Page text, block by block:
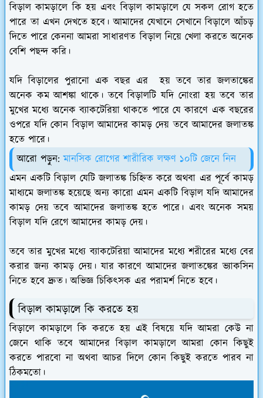
বিড়াল কামড়ালে কি হয় এবং বিড়াল কামড়ালে যে সকল রোগ হতে
পারে তা এখন দেখতে হবে। আমাদের যেখানে সেখানে বিড়ালে আঁচড়
দিতে পারে কেননা আমরা সাধারণত বিড়াল নিয়ে খেলা করতে অনেক
বেশি পছন্দ করি।
যদি বিড়ালের পুরানো এক বছর এর হয় তবে তার জলতাঙ্কের
অনেক কম আশঙ্কা থাকে। তবে বিড়ালটি যদি নোংরা হয় তবে তার
মুখের মধ্যে অনেক ব্যাকটেরিয়া থাকতে পারে যে কারণে এক বছরের
ওপরে যদি কোন বিড়াল আমাদের কামড় দেয় তবে আমাদের জলাতঙ্ক
হতে পারে।
আরো পড়ুন:মানসিক রোগের শারীরিক লক্ষণ ১০টি জেনে নিন
এমন একটি বিড়াল যেটি জলাতঙ্ক চিহ্নিত করে অথবা এর পূর্বে কামড়
মাধ্যমে জলাতঙ্ক হয়েছে অন্য কারো এমন একটি বিড়াল যদি আমাদের
কামড় দেয় তবে আমাদের জলাতঙ্ক হতে পারে। এবং অনেক সময়
বিড়াল যদি রেগে আমাদের কামড় দেয়।
তবে তার মুখের মধ্যে ব্যাকটেরিয়া আমাদের মধ্যে শরীরের মধ্যে বের
করার জন্য কামড় দেয়। যার কারণে আমাদের জলাতঙ্কের ভ্যাকসিন
নিতে হবে দ্রুত। অভিজ্ঞ চিকিৎসক এর পরামর্শ নিতে হবে।
বিড়াল কামড়ালে কি করতে হয়
বিড়ালে কামড়ালে কি করতে হয় এই বিষয়ে যদি আমরা কেউ না
জেনে থাকি তবে আমাদের বিড়াল কামড়ালে আমরা কোন কিছুই
করতে পারবো না অথবা আচর দিলে কোন কিছুই করতে পারব না
ঠিকমতো।